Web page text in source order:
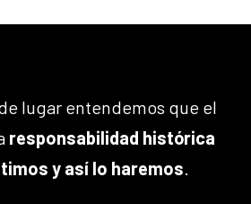
lugar entendemos que el
responsabilidad histórica
y así lo haremos.